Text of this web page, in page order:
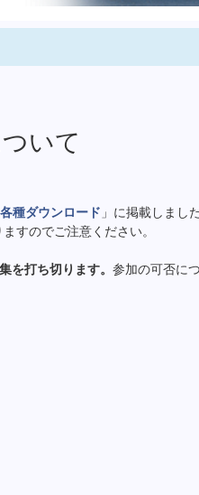
いて
各種ダウンロード 」に掲載しました
すのでご注意ください。
を打ち切ります。 参加の可否に